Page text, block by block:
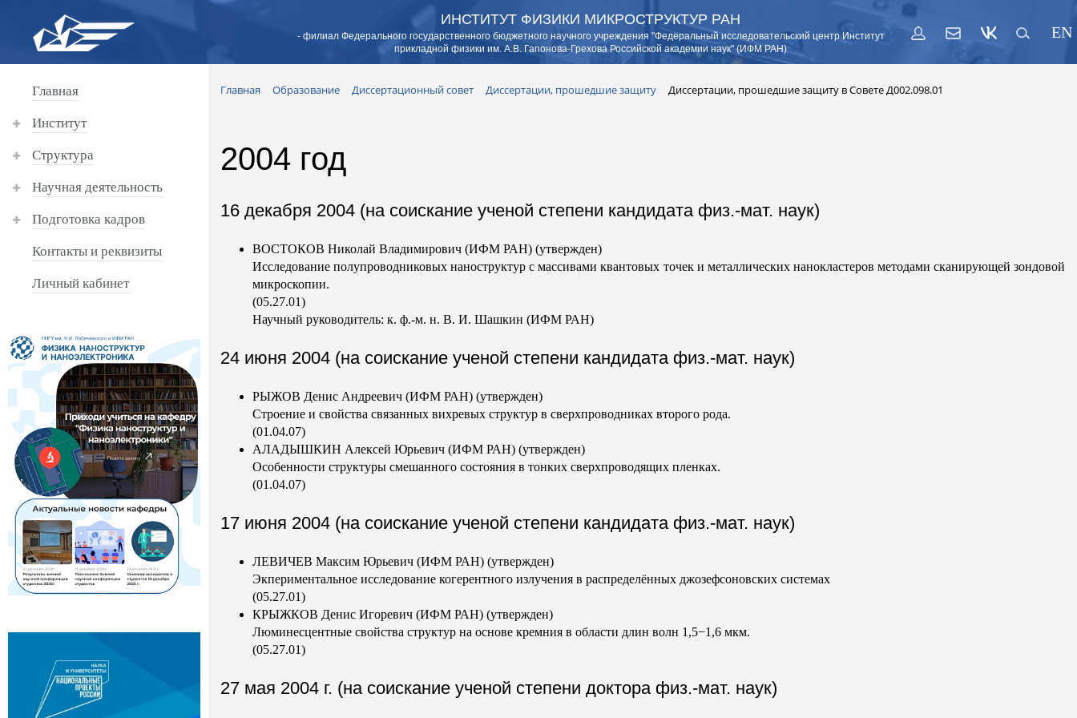
Главная
Институт
Структура
Научная деятельность
Подготовка кадров
Контакты и реквизиты
Личный кабинет
ИНСТИТУТ ФИЗИКИ МИКРОСТРУКТУР РАН
- филиал Федерального государственного бюджетного научного учреждения "Федеральный исследовательский центр Институт
прикладной физики им. А.В. Гапонова-Грехова Российской академии наук" (ИФМ РАН)
EN
Главная Образование Диссертационный совет Диссертации, прошедшие защиту Диссертации, прошедшие защиту в Совете Д002.098.01
2004 год
16 декабря 2004 (на соискание ученой степени кандидата физ.-мат. наук)
ВОСТОКОВ Николай Владимирович (ИФМ РАН) (утвержден)
Исследование полупроводниковых наноструктур с массивами квантовых точек и металлических нанокластеров методами сканирующей зондовой
микроскопии.
(05.27.01)
Научный руководитель: к. ф.-м. н. В. И. Шашкин (ИФМ РАН)
24 июня 2004 (на соискание ученой степени кандидата физ.-мат. наук)
РЫЖОВ Денис Андреевич (ИФМ РАН) (утвержден)
Строение и свойства связанных вихревых структур в сверхпроводниках второго рода.
(01.04.07)
АЛАДЫШКИН Алексей Юрьевич (ИФМ РАН) (утвержден)
Особенности структуры смешанного состояния в тонких сверхпроводящих пленках.
(01.04.07)
17 июня 2004 (на соискание ученой степени кандидата физ.-мат. наук)
ЛЕВИЧЕВ Максим Юрьевич (ИФМ РАН) (утвержден)
Экпериментальное исследование когерентного излучения в распределённых джозефсоновских системах
(05.27.01)
КРЫЖКОВ Денис Игоревич (ИФМ РАН) (утвержден)
Люминесцентные свойства структур на основе кремния в области длин волн 1,5−1,6 мкм.
(05.27.01)
27 мая 2004 г. (на соискание ученой степени доктора физ.-мат. наук)